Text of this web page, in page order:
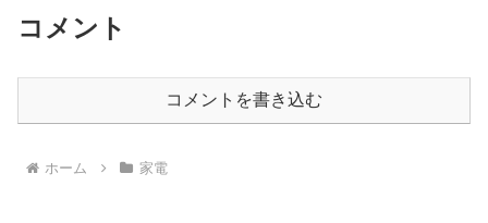
コメント
コメントを書き込む
ホーム 家電